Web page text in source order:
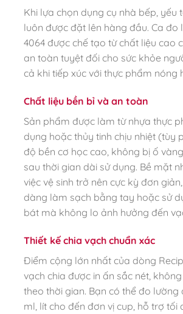
Khi lựa chọn dụng cụ nhà bếp, yếu
luôn được đặt lên hàng đầu. Ca đo
4064 được chế tạo từ chất liệu cao
an toàn tuyệt đối cho sức khỏe
cả khi tiếp xúc với thực phẩm nóng
Chất liệu bền bỉ và an toàn
Sản phẩm được làm từ nhựa thực
dụng hoặc thủy tinh chịu nhiệt (tùy
độ bền cơ học cao, không bị ố
sau thời gian dài sử dụng. Bề mặt
việc vệ sinh trở nên cực kỳ đơn
dàng làm sạch bằng tay hoặc sử
bát mà không lo ảnh hưởng đến
Thiết kế chia vạch chuẩn xác
Điểm cộng lớn nhất của dòng
vạch chia được in ấn sắc nét,
theo thời gian. Bạn có thể đo lường
ml, lít cho đến đơn vị cup, hỗ trợ tối